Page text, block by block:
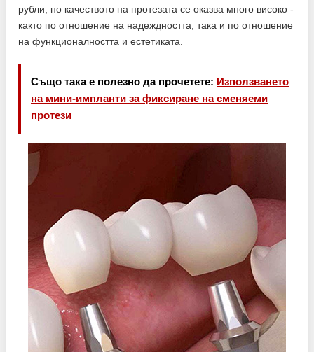
рубли, но качеството на протезата се оказва много високо -
както по отношение на надеждността, така и по отношение
на функционалността и естетиката.
Също така е полезно да прочетете: Използването
на мини-импланти за фиксиране на сменяеми
протези